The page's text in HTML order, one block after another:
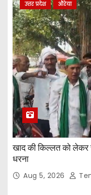
उत्तर प्रदेश औरेया
खाद की किल्लत को लेकर
धरना
Aug 5, 2026